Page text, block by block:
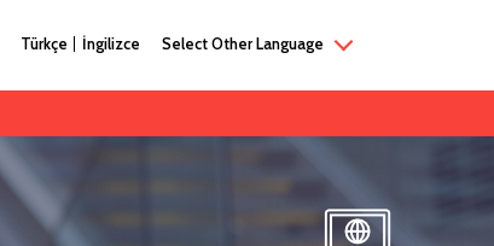
Türkçe İngilizce Select Other Language